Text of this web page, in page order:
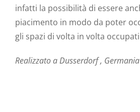
infatti la possibilità di essere
piacimento in modo da poter
gli spazi di volta in volta
Realizzato a Dusserdorf , Germania